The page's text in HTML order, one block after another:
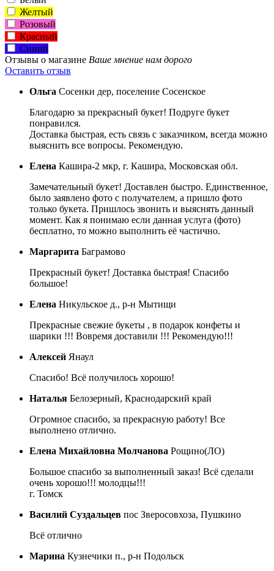
Желтый
Розовый
Красный
Синий
Отзывы о магазине Ваше мнение нам дорого
Оставить отзыв
Ольга Сосенки дер, поселение Сосенское
Благодарю за прекрасный букет! Подруге букет
понравился.
Доставка быстрая, есть связь с заказчиком, всегда можно
выяснить все вопросы. Рекомендую.
Елена Кашира-2 мкр, г. Кашира, Московская обл.
Замечательный букет! Доставлен быстро. Единственное,
было заявлено фото с получателем, а пришло фото
только букета. Пришлось звонить и выяснять данный
момент. Как я понимаю если данная услуга (фото)
бесплатно, то можно выполнить её частично.
Маргарита Баграмово
Прекрасный букет! Доставка быстрая! Спасибо
большое!
Елена Никульское д., р-н Мытищи
Прекрасные свежие букеты , в подарок конфеты и
шарики !!! Вовремя доставили !!! Рекомендую!!!
Алексей Янаул
Спасибо! Всё получилось хорошо!
Наталья Белозерный, Краснодарский край
Огромное спасибо, за прекрасную работу! Все
выполнено отлично.
Елена Михайловна Молчанова Рощино(ЛО)
Большое спасибо за выполненный заказ! Всё сделали
очень хорошо!!! молодцы!!!
г. Томск
Василий Суздальцев пос Зверосовхоза, Пушкино
Всё отлично
Марина Кузнечики п., р-н Подольск